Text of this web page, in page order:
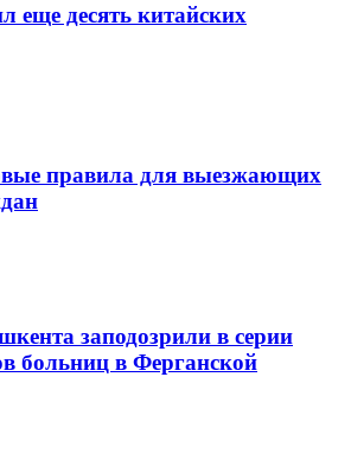
еще десять китайских
правила для выезжающих
заподозрили в серии
больниц в Ферганской